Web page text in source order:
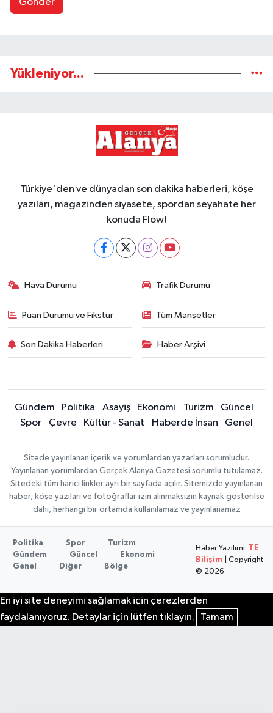
Gönder
Yükleniyor...
Türkiye'den ve dünyadan son dakika haberleri, köşe
yazıları, magazinden siyasete, spordan seyahate her
konuda Flow!
Hava Durumu Trafik Durumu
Puan Durumu ve Fikstür Tüm Manşetler
Son Dakika Haberleri Haber Arşivi
Gündem Politika Asayiş Ekonomi Turizm
Güncel
Spor
Çevre Kültür - Sanat Haberde İnsan Genel
Sitede yayınlanan içerik ve yorumlardan yazarları sorumludur.
Yayınlanan yorumlardan Gerçek Alanya Gazetesi sorumlu tutulamaz.
Sitedeki tüm harici linkler ayrı bir sayfada açılır. Sitemizde yayınlanan
haber, köşe yazıları ve fotoğraflar izin alınmaksızın kaynak gösterilse
dahi, herhangi bir ortamda kullanılamaz ve yayınlanamaz
Politika Spor
Turizm
Gündem
Güncel
Ekonomi
Genel
Diğer Bölge
Haber Yazılımı:
TE
Bilişim | Copyright
© 2026
En iyi site deneyimi sağlamak için çerezlerden
faydalanıyoruz. Detaylar için lütfen tıklayın.
Tamam